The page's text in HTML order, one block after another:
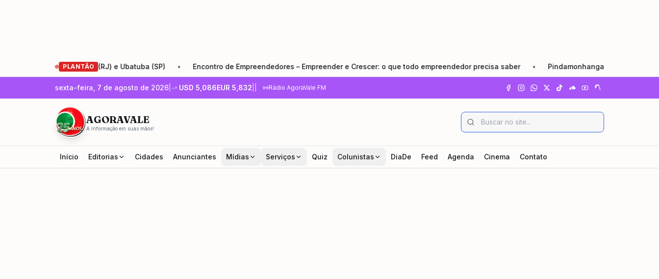
PLANTÃO
Santa Cruz (RJ) e Ubatuba (SP) • Encontro de Empreendedores – Empreender e Crescer: o que todo empreendedor precisa saber • Pindamonhangaba lança Agosto Lilás com
sexta-feira, 7 de agosto de 2026 USD 5,086EUR 5,832 Rádio AgoraVale FM
AGORAVALE
A Informação em suas mãos!
Início Editorias Cidades Anunciantes Mídias Serviços Quiz Colunistas DiaDe Feed Agenda Cinema Contato